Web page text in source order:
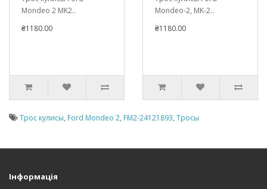
Mondeo 2 MK2..
₴1180.00
Mondeo-2, MK-2..
₴1180.00
Трос кулисы, Ford Mondeo 2, FM2-24121893, Тросы
Інформація